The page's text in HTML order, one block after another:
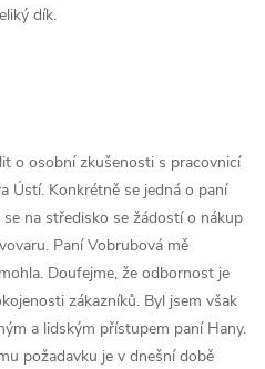
dík.
o osobní zkušenosti s pracovnicí
Ústí. Konkrétně se jedná o paní
na středisko se žádostí o nákup
Paní Vobrubová mě
Doufejme, že odbornost je
zákazníků. Byl jsem však
a lidským přístupem paní Hany.
požadavku je v dnešní době